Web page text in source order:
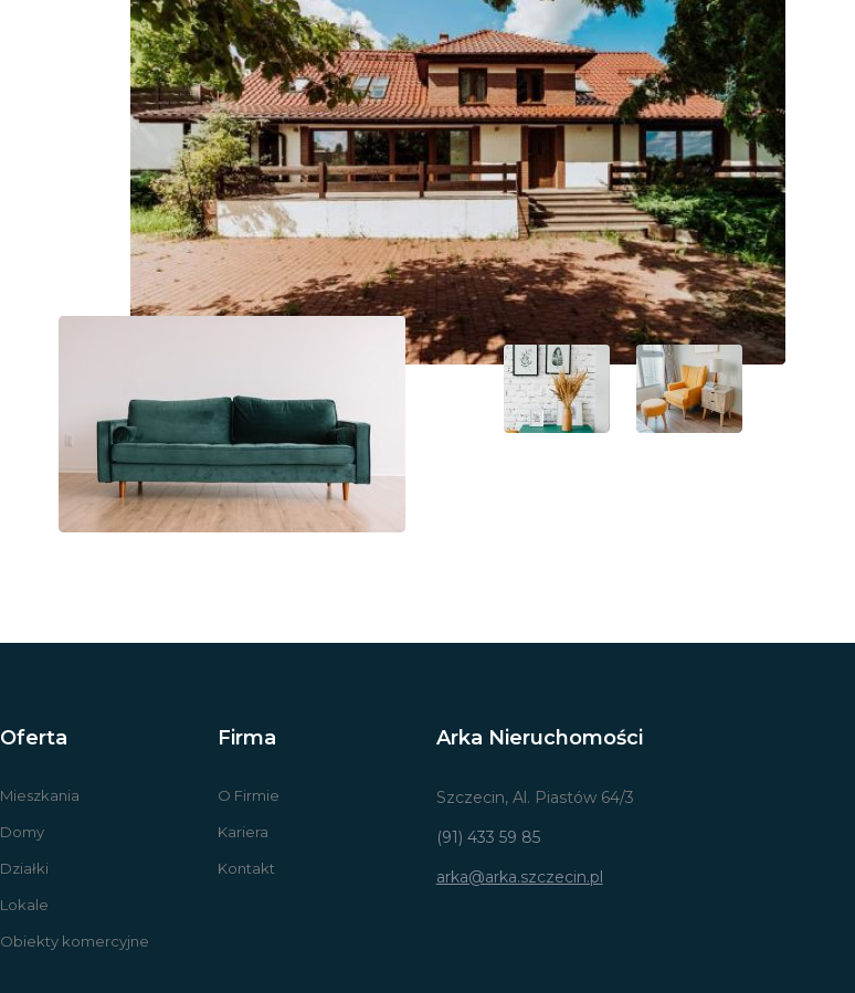
Oferta
Mieszkania
Domy
Działki
Lokale
Obiekty komercyjne
Firma
O Firmie
Kariera
Kontakt
Arka Nieruchomości
Szczecin, Al. Piastów 64/3
(91) 433 59 85
arka@arka.szczecin.pl